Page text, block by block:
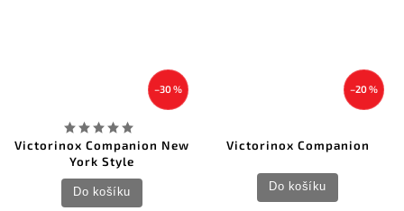
–30 %
Victorinox Companion New
York Style
Do košíku
–20 %
Victorinox Companion
Do košíku